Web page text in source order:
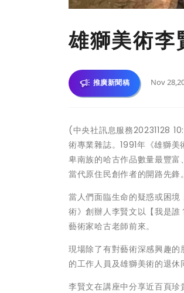
雄獅美術李
推廣新聞稿 Nov
(中央社訊息服務20231128
術專業雜誌。1991年《雄獅
卑南族的哈古作品數量最豐
當代原住民創作者的開路先鋒。
當人們面臨生命的疑惑或困
術》創辦人李賢文以【我是
藝術家哈古老師前來。
現場除了有對藝術深感興趣
的工作人員及雄獅美術的退休
李賢文在講座中分享近百頁